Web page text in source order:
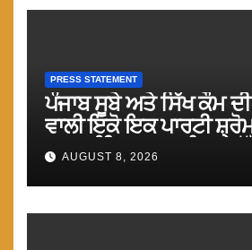
PRESS STATEMENT
ਪੰਜਾਬ ਸੂਬੇ ਅਤੇ ਸਿੱਖ ਕੌਮ
ਵਾਲੀ ਇਕੋ ਇਕ ਪਾਰਟੀ
ਦਲ (ਅੰਮ੍ਰਿਤਸਰ) ਨੂੰ ਹਰ
ਕੀਤਾ ਜਾਵੇ : ਮਾਨ
AUGUST 8, 2026